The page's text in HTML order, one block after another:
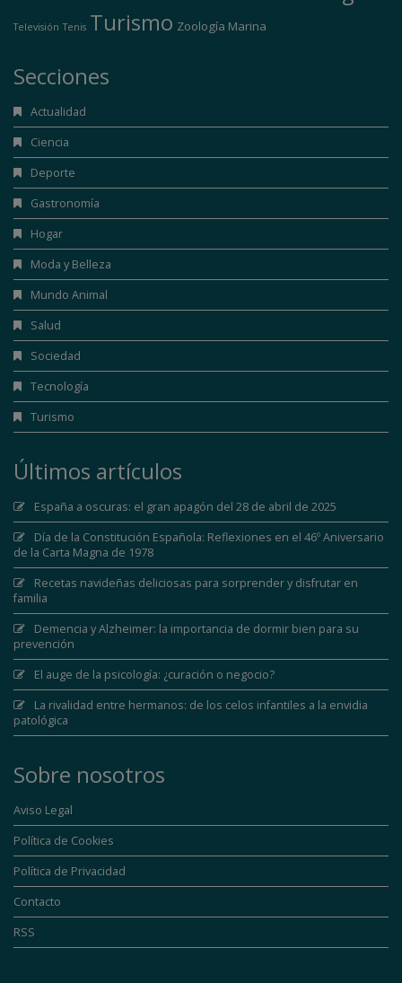
Televisión Tenis Turismo Zoología Marina
Secciones
Actualidad
Ciencia
Deporte
Gastronomía
Hogar
Moda y Belleza
Mundo Animal
Salud
Sociedad
Tecnología
Turismo
Últimos artículos
España a oscuras: el gran apagón del 28 de abril de 2025
Día de la Constitución Española: Reflexiones en el 46º Aniversario
de la Carta Magna de 1978
Recetas navideñas deliciosas para sorprender y disfrutar en
familia
Demencia y Alzheimer: la importancia de dormir bien para su
prevención
El auge de la psicología: ¿curación o negocio?
La rivalidad entre hermanos: de los celos infantiles a la envidia
patológica
Sobre nosotros
Aviso Legal
Política de Cookies
Política de Privacidad
Contacto
RSS